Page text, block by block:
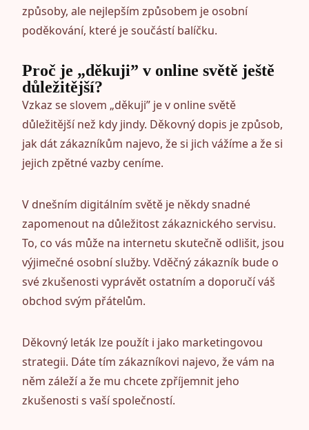
způsoby, ale nejlepším způsobem je osobní
poděkování, které je součástí balíčku.
Proč je „děkuji” v online světě ještě
důležitější?
Vzkaz se slovem „děkuji” je v online světě
důležitější než kdy jindy. Děkovný dopis je způsob,
jak dát zákazníkům najevo, že si jich vážíme a že si
jejich zpětné vazby ceníme.
V dnešním digitálním světě je někdy snadné
zapomenout na důležitost zákaznického servisu.
To, co vás může na internetu skutečně odlišit, jsou
výjimečné osobní služby. Vděčný zákazník bude o
své zkušenosti vyprávět ostatním a doporučí váš
obchod svým přátelům.
Děkovný leták lze použít i jako marketingovou
strategii. Dáte tím zákazníkovi najevo, že vám na
něm záleží a že mu chcete zpříjemnit jeho
zkušenosti s vaší společností.